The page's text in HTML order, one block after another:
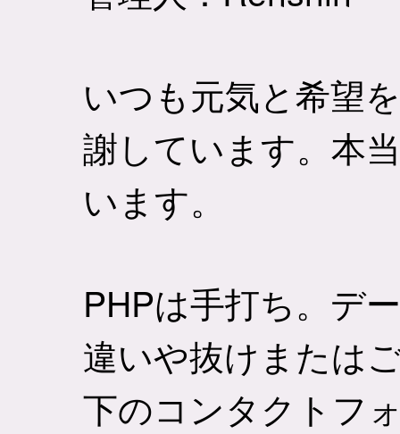
いつも元気と希望
謝しています。本
います。
PHPは手打ち。デ
違いや抜けまたは
下のコンタクトフ